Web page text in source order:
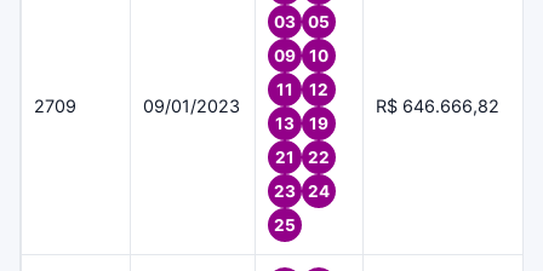
2709 09/01/2023
03
05
09
10
11
12
13
19
21
22
23
24
25
R$ 646.666,82